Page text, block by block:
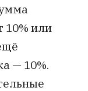
10% или
— 10%.